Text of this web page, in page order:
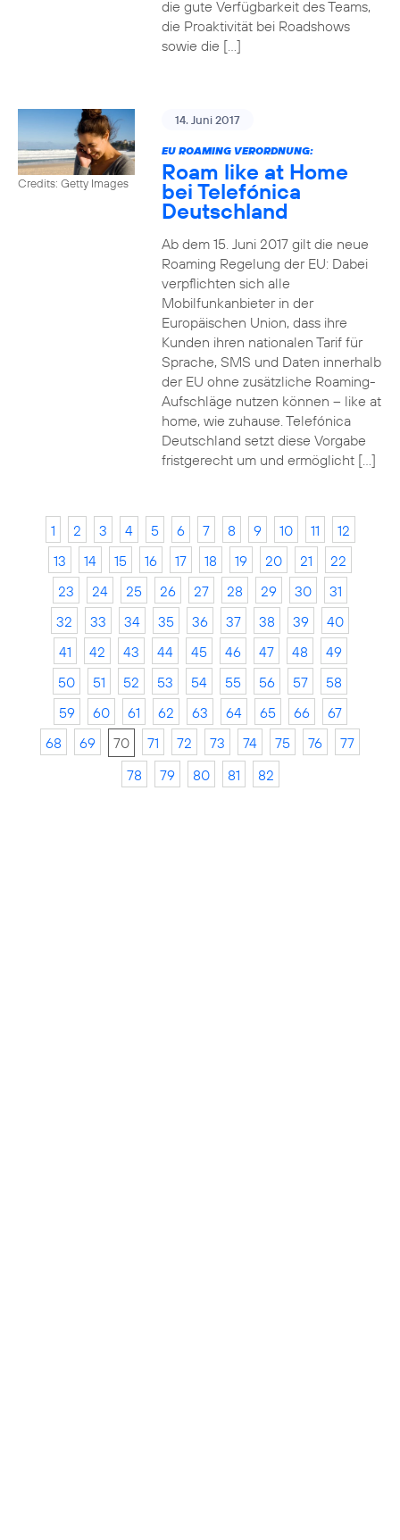
die gute Verfügbarkeit des Teams,
die Proaktivität bei Roadshows
sowie die […]
Credits: Getty Images
14. Juni 2017
EU ROAMING VERORDNUNG:
Roam like at Home
bei Telefónica
Deutschland
Ab dem 15. Juni 2017 gilt die neue
Roaming Regelung der EU: Dabei
verpflichten sich alle
Mobilfunkanbieter in der
Europäischen Union, dass ihre
Kunden ihren nationalen Tarif für
Sprache, SMS und Daten innerhalb
der EU ohne zusätzliche Roaming-
Aufschläge nutzen können – like at
home, wie zuhause. Telefónica
Deutschland setzt diese Vorgabe
fristgerecht um und ermöglicht […]
1 2 3 4 5 6 7 8 9 10 11
12
13
14 15 16 17 18 19 20 21
22
23
24 25 26 27 28 29 30
31
32
33 34 35 36 37 38 39
40
41
42 43 44 45 46 47 48
49
50
51 52 53 54 55 56 57
58
59
60 61 62 63 64 65 66
67
68
69 70 71 72 73 74 75 76
77
78
79 80 81 82